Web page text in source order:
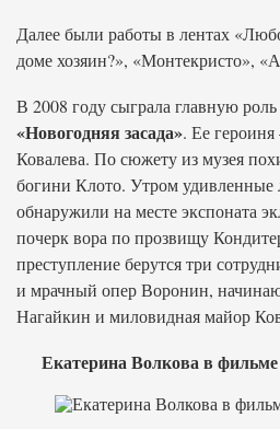
Далее были работы в лентах
доме хозяин?», «Монтекристо»,
В 2008 году сыграла главную
«Новогодняя засада». Ее
Ковалева. По сюжету из музея
богини Клото. Утром удивленные
обнаружили на месте экспоната
почерк вора по прозвищу
преступление берутся три
и мрачный опер Воронин,
Нагайкин и миловидная майор
Екатерина Волкова в фильме